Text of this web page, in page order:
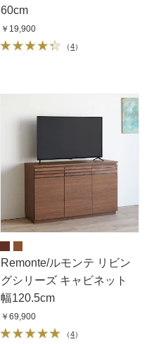
60cm
￥19,900
（4）
Remonte/ルモンテ リビン
グシリーズ キャビネット
幅120.5cm
￥69,900
（4）